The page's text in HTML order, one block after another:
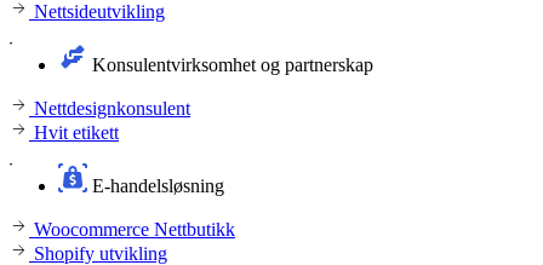
Nettsideutvikling
Konsulentvirksomhet og partnerskap
Nettdesignkonsulent
Hvit etikett
E-handelsløsning
Woocommerce Nettbutikk
Shopify utvikling